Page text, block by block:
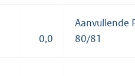
0,0
Aanvullende
80/81